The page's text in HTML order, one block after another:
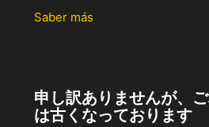
Saber más
申し訳ありませんが、
は古くなっております